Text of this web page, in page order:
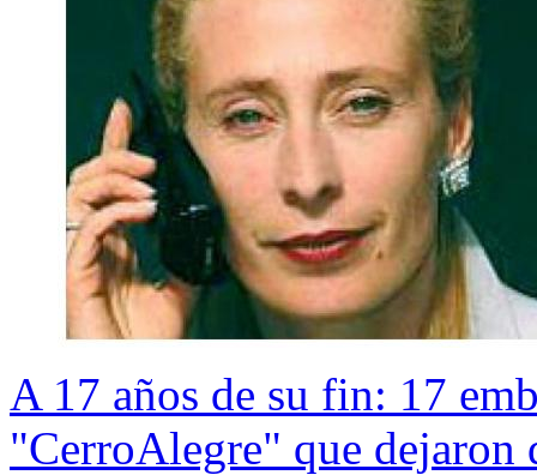
A 17 años de su fin: 17
"CerroAlegre" que dejaron